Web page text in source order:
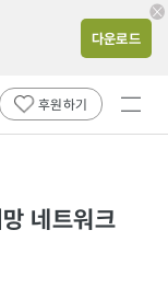
다운로드
후원하기
전체
네트워크